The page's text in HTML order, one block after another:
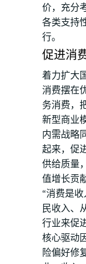
价，充分
各类支持
行。
促进消
着力扩大
消费摆在
务消费，
新型商业
内需战略
起来，促
供给质量
值增长贡
“消费是
民收入、
行业来促
核心驱动
险偏好修